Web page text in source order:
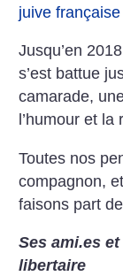
juive
Jusqu’en
s’est battue
camarade,
l’humour et
Toutes nos
compagnon,
faisons part
Ses ami.es
libertaire